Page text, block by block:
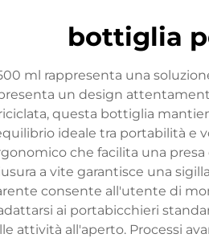
bottiglia
ml rappresenta una
un design
questa bottiglia
ideale tra portabilità
che facilita una
a vite garantisce una
consente all'utente di
ai portabicchieri
attività all'aperto. Processi